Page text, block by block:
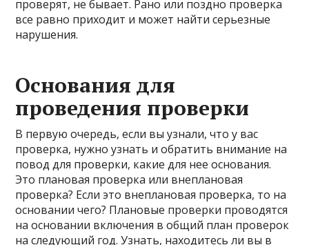
проверят, не бывает. Рано или поздно проверка
все равно приходит и может найти серьезные
нарушения.
Основания для
проведения проверки
В первую очередь, если вы узнали, что у вас
проверка, нужно узнать и обратить внимание на
повод для проверки, какие для нее основания.
Это плановая проверка или внеплановая
проверка? Если это внеплановая проверка, то на
основании чего? Плановые проверки проводятся
на основании включения в общий план проверок
на следующий год. Узнать, находитесь ли вы в